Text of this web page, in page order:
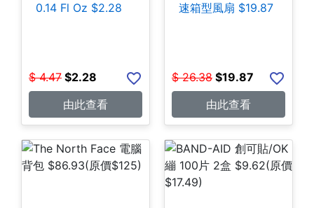
0.14 Fl Oz $2.28
$ 4.47 $2.28
由此查看
速箱型風扇 $19.87
$ 26.38 $19.87
由此查看